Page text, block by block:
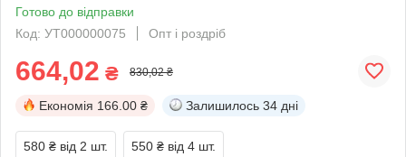
Готово до відправки
Код: УТ000000075
Опт і роздріб
664,02 ₴ 830,02 ₴
Економія 166.00 ₴ Залишилось 34 дні
580 ₴ від 2 шт. 550 ₴ від 4 шт.